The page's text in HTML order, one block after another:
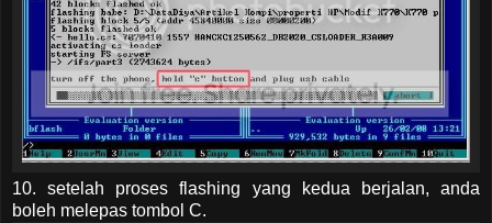
10. setelah proses flashing yang kedua berjalan, anda
boleh melepas tombol C.